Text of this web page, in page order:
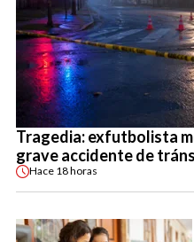
Tragedia: exfutbolista
grave accidente de
Hace 18 horas